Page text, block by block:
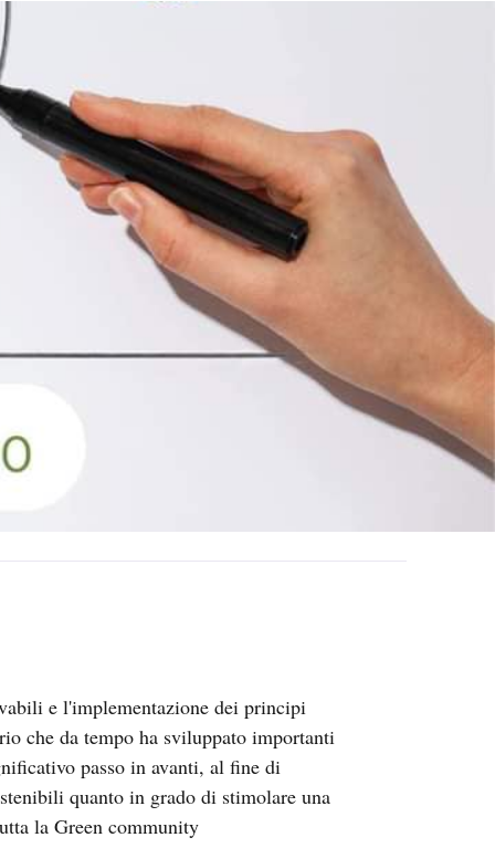
e l'implementazione dei principi
che da tempo ha sviluppato importanti
passo in avanti, al fine di
quanto in grado di stimolare una
la Green community